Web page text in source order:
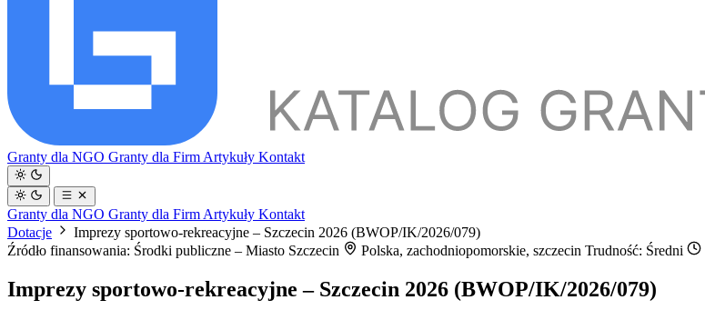
Granty dla NGO Granty dla Firm Artykuły Kontakt
Granty dla NGO Granty dla Firm Artykuły Kontakt
Dotacje
Imprezy sportowo-rekreacyjne – Szczecin 2026 (BWOP/IK/2026/079)
Źródło finansowania: Środki publiczne – Miasto Szczecin
Polska, zachodniopomorskie, szczecin Trudność: Średni
Imprezy sportowo-rekreacyjne – Szczecin 2026 (BWOP/IK/2026/079)